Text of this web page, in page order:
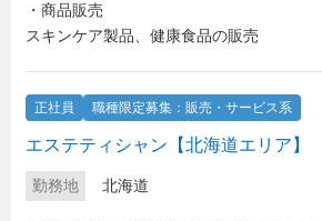
・商品販売
スキンケア製品、健康食品の販売
正社員 職種限定募集：販売・サービス系
エステティシャン【北海道エリア】
勤務地 北海道